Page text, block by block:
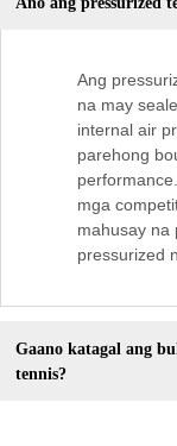
Ang
na may
internal air
parehong
mga
mahusay na
pressurized
Gaano katagal ang
tennis?